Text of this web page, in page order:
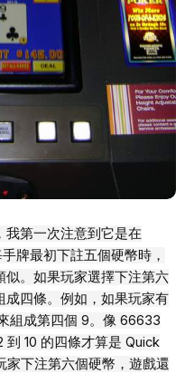
我第一次注意到它是在
牌最初下註五個硬幣時，
。如果玩家選擇下注第六
四條。例如，如果玩家有
組成第四個 9。像 66633
10 的四條才算是 Quick
家下注第六個硬幣，遊戲還